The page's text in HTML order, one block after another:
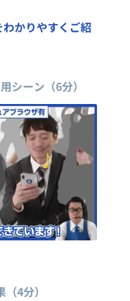
かりやすくご紹
シーン（6分）
4分）